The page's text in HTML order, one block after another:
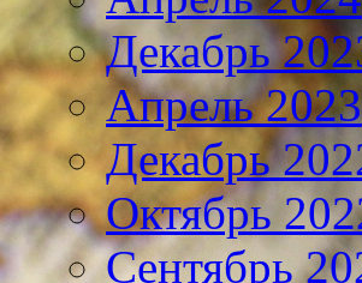
Декабрь
Апрель 2023
Декабрь
Октябрь
Сентябрь